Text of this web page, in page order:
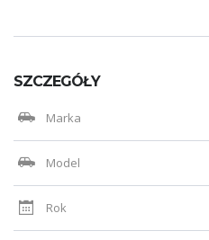
SZCZEGÓŁY
Marka
Model
Rok